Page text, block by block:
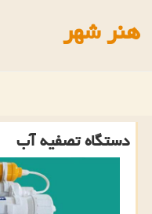
هنر شهر
دستگاه تصفیه آب